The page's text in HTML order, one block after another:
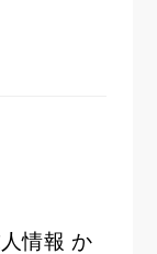
情報 か